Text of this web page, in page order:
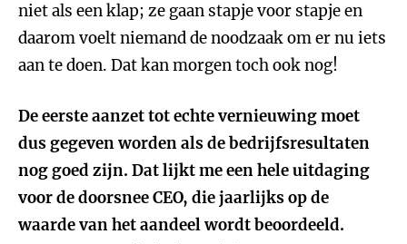
niet als een klap; ze gaan stapje voor stapje en
daarom voelt niemand de noodzaak om er nu iets
aan te doen. Dat kan morgen toch ook nog!
De eerste aanzet tot echte vernieuwing moet
dus gegeven worden als de bedrijfsresultaten
nog goed zijn. Dat lijkt me een hele uitdaging
voor de doorsnee CEO, die jaarlijks op de
waarde van het aandeel wordt beoordeeld.